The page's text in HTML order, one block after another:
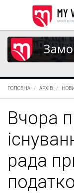
ГОЛОВНА АРХІВ
Вчора
рада